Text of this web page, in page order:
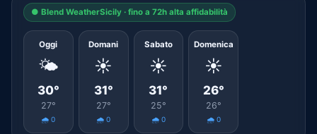
● Blend WeatherSicily · fino a 72h alta affidabilità
Oggi
🌤️
30°
27°
🌧️ 0
Domani
☀️
31°
27°
🌧️ 0
Sabato
☀️
31°
25°
🌧️ 0
Domenica
☀️
26°
26°
🌧️ 0